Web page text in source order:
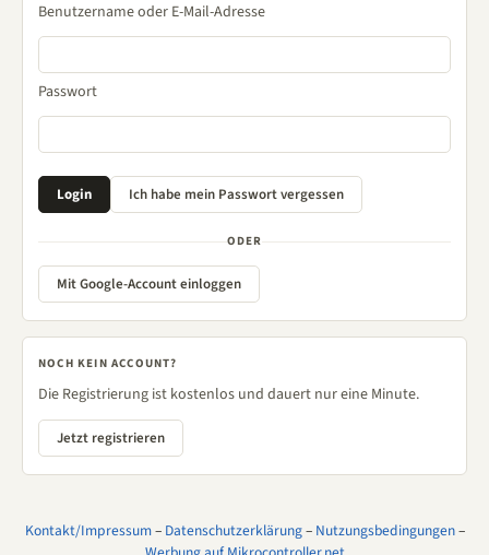
Benutzername oder E-Mail-Adresse
Passwort
ODER
Mit Google-Account einloggen
NOCH KEIN ACCOUNT?
Die Registrierung ist kostenlos und dauert nur eine Minute.
Jetzt registrieren
Kontakt/Impressum– Datenschutzerklärung– Nutzungsbedingungen–